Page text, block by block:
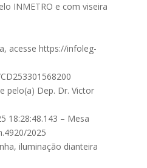
INMETRO e com viseira
acesse https://infoleg-
pelo(a) Dep. Dr. Victor
18:28:48.143 – Mesa
2025
iluminação dianteira